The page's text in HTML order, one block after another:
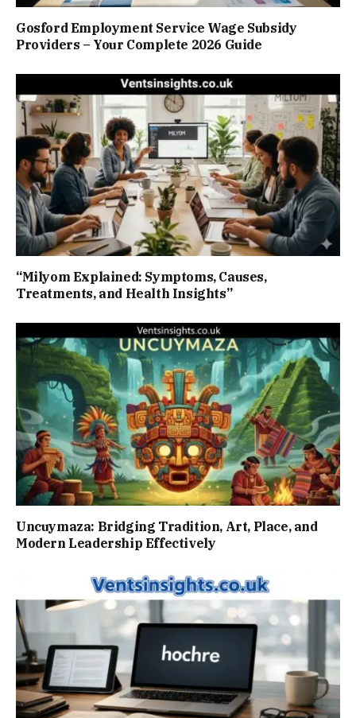
Gosford Employment Service Wage Subsidy
Providers – Your Complete 2026 Guide
“Milyom Explained: Symptoms, Causes,
Treatments, and Health Insights”
Uncuymaza: Bridging Tradition, Art, Place, and
Modern Leadership Effectively